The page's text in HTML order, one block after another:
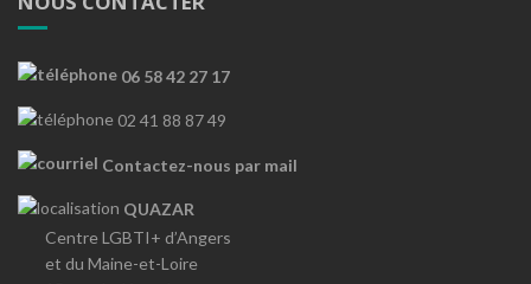
06 58 42 27 17
02 41 88 87 49
Contactez-nous par mail
QUAZAR
Centre LGBTI+ d’Angers
et du Maine-et-Loire